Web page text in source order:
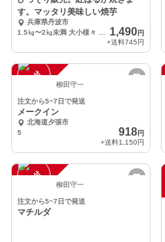
す。マッタリ美味しい焼芋
兵庫県丹波市
1,490円
+送料745円
注
文
受
付
停
止 柳田守一
注文から5~7日で発送
メークイン
北海道夕張市
5
918円
+送料1,150円
注
文
受
付
停
止 柳田守一
注文から5~7日で発送
マチルダ